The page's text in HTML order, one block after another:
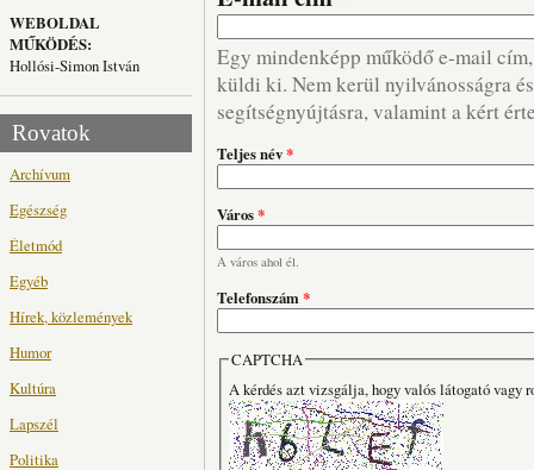
WEBOLDAL
MŰKÖDÉS:
Hollósi-Simon István
Rovatok
Archívum
Egészség
Életmód
Egyéb
Hírek, közlemények
Humor
Kultúra
Lapszél
Politika
Egy mindenképp működő e-mail
küldi ki. Nem kerül nyilvánosságra
segítségnyújtásra, valamint a kért
Teljes név*
Város*
A város ahol él.
Telefonszám*
CAPTCHA
A kérdés azt vizsgálja, hogy valós látogató vagy